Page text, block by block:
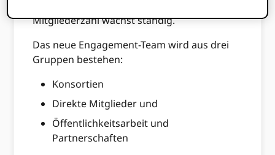
Mitgliederzahl wächst ständig.
Das neue Engagement-Team wird aus drei
Gruppen bestehen:
Konsortien
Direkte Mitglieder und
Öffentlichkeitsarbeit und
Partnerschaften